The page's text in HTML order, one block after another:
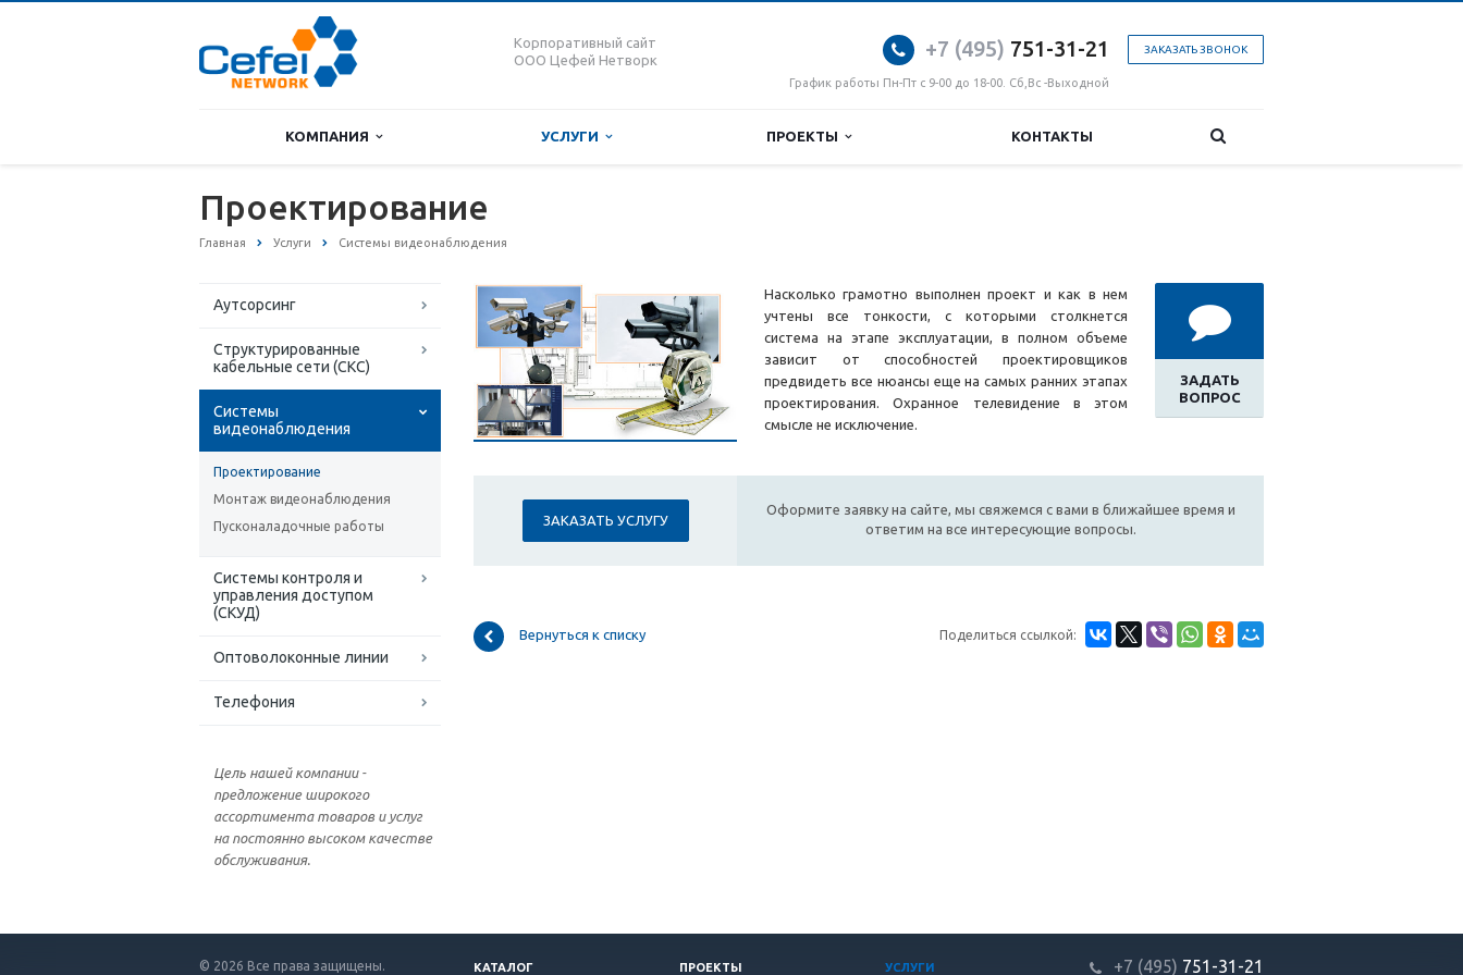
Корпоративный сайт
ООО Цефей Нетворк
ЗАКАЗАТЬ ЗВОНОК
+7 (495) 751-31-21
График работы Пн-Пт с 9-00 до 18-00. Сб,Вс -Выходной
КОМПАНИЯ УСЛУГИ ПРОЕКТЫ КОНТАКТЫ
Проектирование
Главная Услуги Системы видеонаблюдения
Аутсорсинг
Структурированные
кабельные сети (СКС)
Системы
видеонаблюдения
Проектирование
Монтаж видеонаблюдения
Пусконаладочные работы
Системы контроля и
управления доступом
(СКУД)
Оптоволоконные линии
Телефония
Цель нашей компании -
предложение широкого
ассортимента товаров и услуг
на постоянно высоком качестве
обслуживания.
ЗАДАТЬ
ВОПРОС
Насколько грамотно выполнен проект и как в нем
учтены все тонкости, с которыми столкнется
система на этапе эксплуатации, в полном объеме
зависит от способностей проектировщиков
предвидеть все нюансы еще на самых ранних этапах
проектирования. Охранное телевидение в этом
смысле не исключение.
ЗАКАЗАТЬ УСЛУГУ
Оформите заявку на сайте, мы свяжемся с вами в ближайшее время и
ответим на все интересующие вопросы.
Поделиться ссылкой:
Вернуться к списку
© 2026 Все права защищены. КАТАЛОГ ПРОЕКТЫ УСЛУГИ +7 (495) 751-31 -21